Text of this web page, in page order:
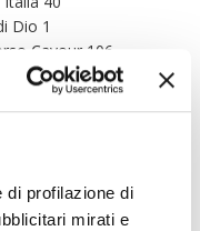
di profilazione di
mirati e
Dio 1
Cavour 106.
Pasta 2 presso Car